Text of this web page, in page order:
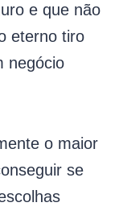
e que não
eterno tiro
negócio
o maior
se